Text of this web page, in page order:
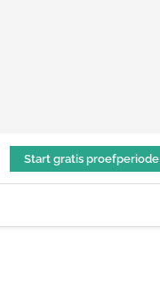
Start gratis proefperiode